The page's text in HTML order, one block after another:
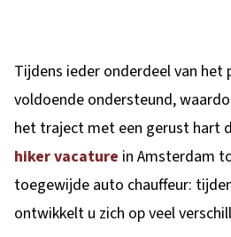
Tijdens ieder onderdeel van het
voldoende ondersteund,
het traject met een gerust hart
hiker vacature in Amsterdam
toegewijde auto chauffeur:
ontwikkelt u zich op veel